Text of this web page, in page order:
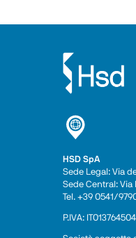
HSD SpA
Sede Legal: Via
Sede Central: Via
Tel. +39 0541/
P.IVA: